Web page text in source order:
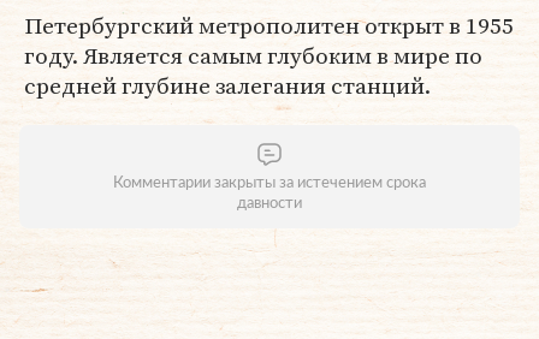
Петербургский метрополитен открыт в 1955
году. Является самым глубоким в мире по
средней глубине залегания станций.
Комментарии закрыты за истечением срока
давности